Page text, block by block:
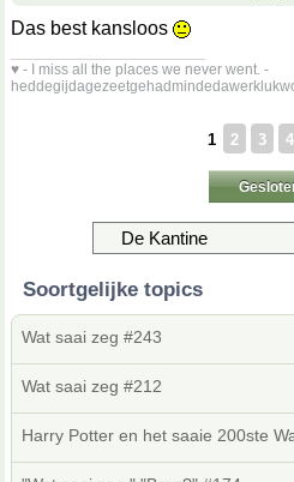
Das best kansloos
♥ - I miss all the places we never went. -
1 2 3 4
Soortgelijke topics
Wat saai zeg #243
Wat saai zeg #212
Harry Potter en het saaie 200ste